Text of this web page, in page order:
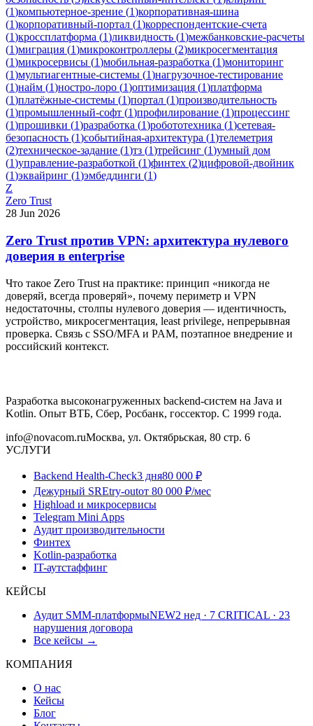
(1)компьютерное-зрение (1)корпоративная-шина
(1)корпоративный-портал (1)корреспондентские-счета
(1)кроссплатформа (1)ликвидность (1)межбанковские-расчеты
(1)миграция (1)микроконтроллеры (2)микросегментация
(1)микросервисы (1)мобильная-разработка (1)мониторинг
(1)мультиагентные-системы (1)нагрузочное-тестирование
(1)найм (1)ностро-лоро (1)оптимизация (1)платформа
(1)платёжные-системы (1)портал (1)производительность
(1)промышленный-софт (1)профилирование (1)процессинг
(1)прошивки (1)разработка (1)робототехника (1)сетевая-
безопасность (1)событийная-архитектура (1)телеметрия
(2)техническое-задание (1)тз (1)трейсинг (1)умный дом
(1)управление-разработкой (1)финтех (2)цифровой-двойник
(1)эквайринг (1)эмбеддинги (1)
Z
Zero Trust
28 Jun 2026
Zero Trust против VPN: архитектура нулевого
доверия в enterprise
Что такое Zero Trust на практике: принцип «никогда не
доверяй, всегда проверяй», почему периметр и VPN
недостаточны, столпы нулевого доверия — идентичность,
устройство, микросегментация, least privilege, непрерывная
проверка. Связь с SSO/MFA и PAM, поэтапное внедрение и
российский контекст.
Разработка высоконагруженных backend-систем на Java и
Kotlin. Опыт ВТБ, Сбер, Росбанк, госсектор. С 1999 года.
info@novacom.ruМосква, ул. Октябрьская, 80 стр. 6
УСЛУГИ
Backend Health-Check3 дня80 000 ₽
Дежурный SREtry-outот 80 000 ₽/мес
Highload и микросервисы
Telegram Mini Apps
Аудит производительности
Финтех
Kotlin-разработка
IT-аутстаффинг
КЕЙСЫ
Аудит SMM-платформыNEW2 нед · 7 CRITICAL · 23
нарушения договора
Все кейсы →
КОМПАНИЯ
О нас
Кейсы
Блог